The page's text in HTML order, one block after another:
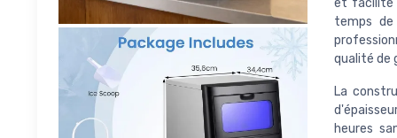
temps
qualité de
La
heures